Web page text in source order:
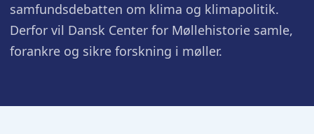
samfundsdebatten om klima og klimapolitik.
Derfor vil Dansk Center for Møllehistorie samle,
forankre og sikre forskning i møller.